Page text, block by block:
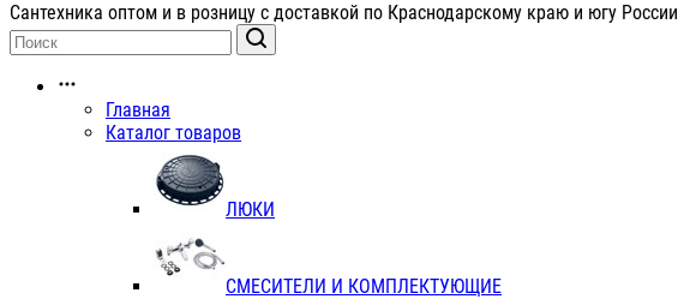
Сантехника оптом и в розницу с доставкой по Краснодарскому краю и югу России
Главная
Каталог товаров
ЛЮКИ
СМЕСИТЕЛИ И КОМПЛЕКТУЮЩИЕ